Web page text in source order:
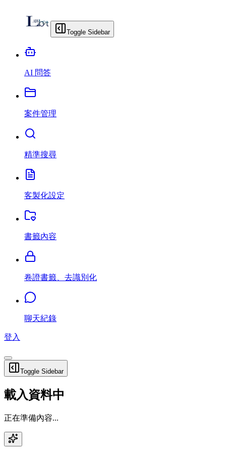
Toggle Sidebar
AI 問答
案件管理
精準搜尋
客製化設定
書籤內容
卷證書籤、去識別化
聊天紀錄
登入
Toggle Sidebar
載入資料中
正在準備內容...